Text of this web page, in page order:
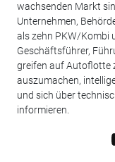
wachsenden Markt
Unternehmen,
als zehn PKW/Kombi
Geschäftsführer,
greifen auf Autoflotte
auszumachen,
und sich über
informieren.